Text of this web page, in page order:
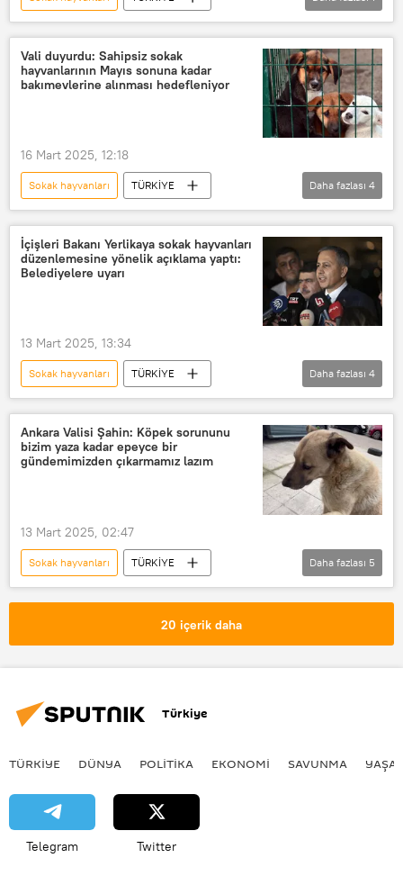
Anayasa Mahkemesi (AYM)
Vali duyurdu: Sahipsiz sokak
hayvanlarının Mayıs sonuna kadar
bakımevlerine alınması hedefleniyor
16 Mart 2025, 12:18
Sokak hayvanları
TÜRKİYE
Şanlıurfa
Köpek
Barınak
Sokak köpeği
Şanlıurfa Valiliği
Daha fazlası 4
İçişleri Bakanı Yerlikaya sokak hayvanları
düzenlemesine yönelik açıklama yaptı:
Belediyelere uyarı
13 Mart 2025, 13:34
Sokak hayvanları
TÜRKİYE
Ali Yerlikaya
İçişleri Bakanlığı
Köpek
Sokak köpeği
Daha fazlası 4
Ankara Valisi Şahin: Köpek sorununu
bizim yaza kadar epeyce bir
gündemimizden çıkarmamız lazım
13 Mart 2025, 02:47
Sokak hayvanları
TÜRKİYE
Vasip Şahin
Ankara
Asayiş
Daha fazlası 5
20 içerik daha
Türkiye
TÜRKIYE DÜNYA POLİTİKA EKONOMİ SAVUNMA
Telegram Twitter